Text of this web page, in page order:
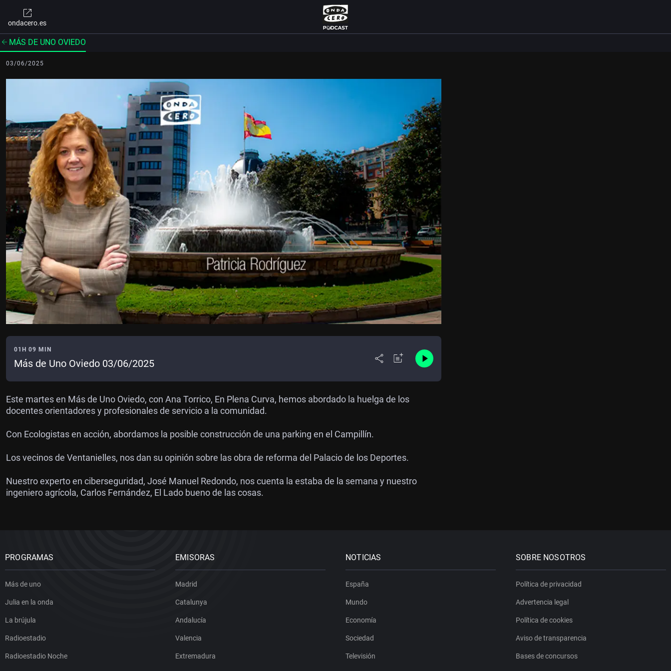
ondacero.es
MÁS DE UNO OVIEDO
03/06/2025
01H 09 MIN
Más de Uno Oviedo 03/06/2025
Este martes en Más de Uno Oviedo, con Ana Torrico, En Plena Curva, hemos abordado la huelga de los
docentes orientadores y profesionales de servicio a la comunidad.
Con Ecologistas en acción, abordamos la posible construcción de una parking en el Campillín.
Los vecinos de Ventanielles, nos dan su opinión sobre las obra de reforma del Palacio de los Deportes.
Nuestro experto en ciberseguridad, José Manuel Redondo, nos cuenta la estaba de la semana y nuestro
ingeniero agrícola, Carlos Fernández, El Lado bueno de las cosas.
PROGRAMAS
Más de uno
Julia en la onda
La brújula
Radioestadio
Radioestadio Noche
EMISORAS
Madrid
Catalunya
Andalucía
Valencia
Extremadura
NOTICIAS
España
Mundo
Economía
Sociedad
Televisión
SOBRE NOSOTROS
Política de privacidad
Advertencia legal
Política de cookies
Aviso de transparencia
Bases de concursos